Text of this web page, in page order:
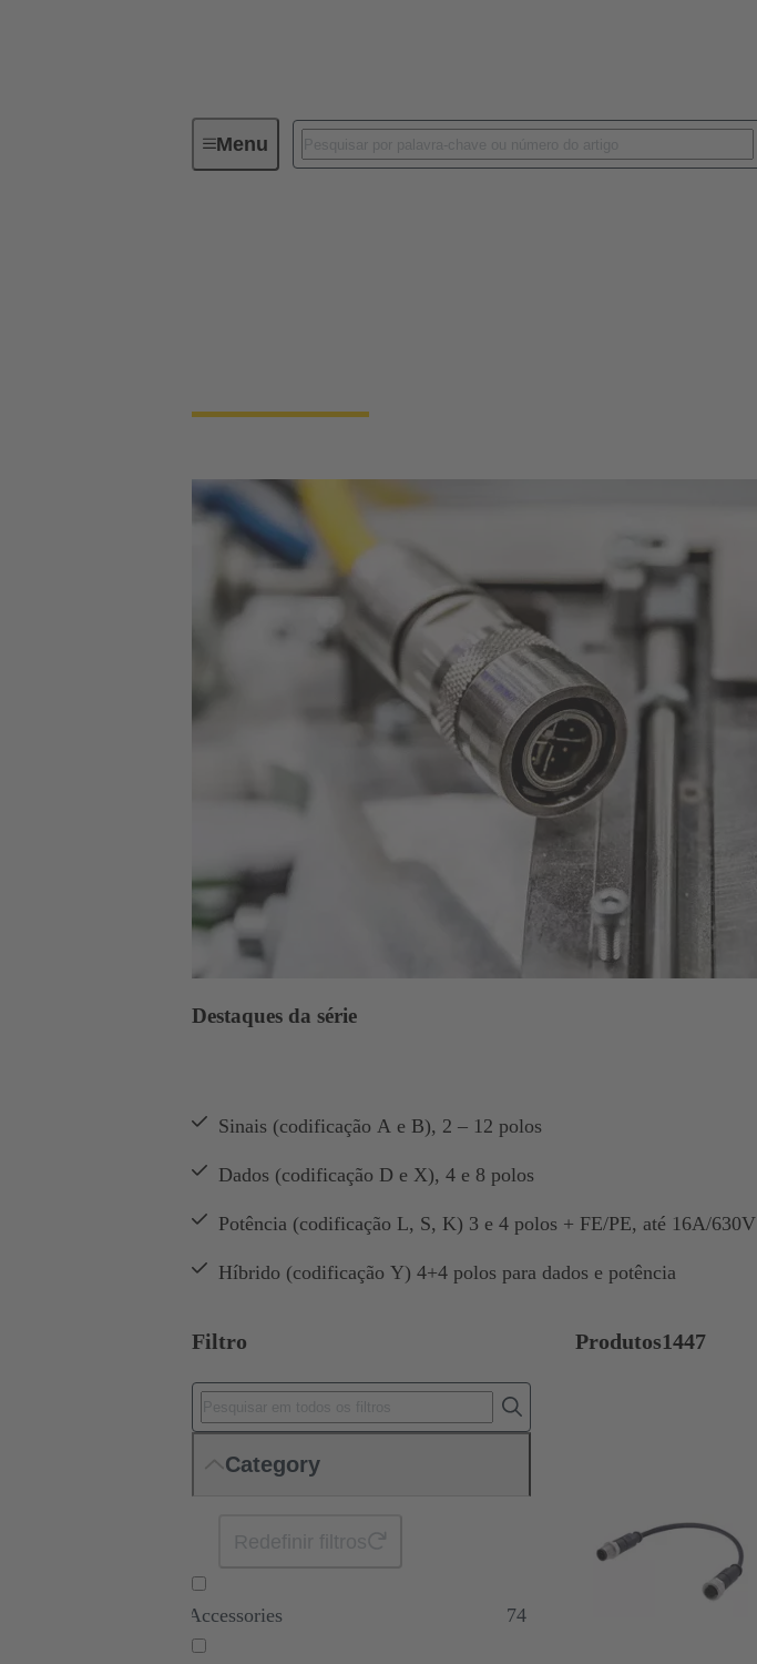
MenuSérie
Destaques da série
Sinais (codificação A e B), 2 – 12 polos
Dados (codificação D e X), 4 e 8 polos
Potência (codificação L, S, K) 3 e 4 polos + FE/PE, até 16A/630V
Híbrido (codificação Y) 4+4 polos para dados e potência
Filtro
Category
Accessories 74
Produtos1447